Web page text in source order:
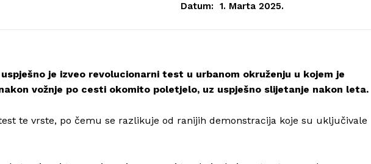
Datum: 1. Marta 2025.
je izveo revolucionarni test u urbanom okruženju u kojem je
vožnje po cesti okomito poletjelo, uz uspješno slijetanje nakon leta.
te vrste, po čemu se razlikuje od ranijih demonstracija koje su uključivale